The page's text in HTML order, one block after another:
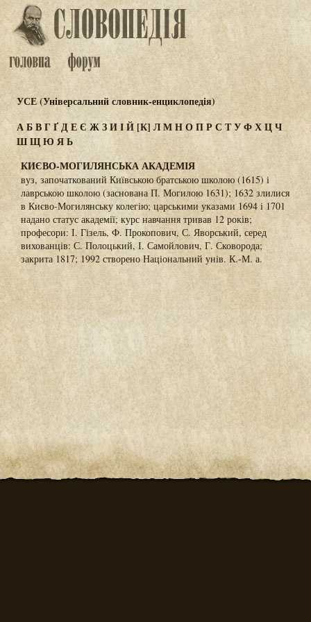
УСЕ (Універсальний словник-енциклопедія)
АБВГҐДЕЄ ЖЗИІЙ [К] ЛМНОПР СТУФХЦЧ
ШЩЮЯЬ
КИЄВО-МОГИЛЯНСЬКА АКАДЕМІЯ
вуз, започаткований Київською братською школою (1615) і
лаврською школою (заснована П. Могилою 1631); 1632 злилися
в Києво-Могилянську колегію; царськими указами 1694 і 1701
надано статус академії; курс навчання тривав 12 років;
професори: І. Гізель, Ф. Прокопович, С. Яворський, серед
вихованців: С. Полоцький, І. Самойлович, Г. Сковорода;
закрита 1817; 1992 створено Національний унів. К.-М. а.